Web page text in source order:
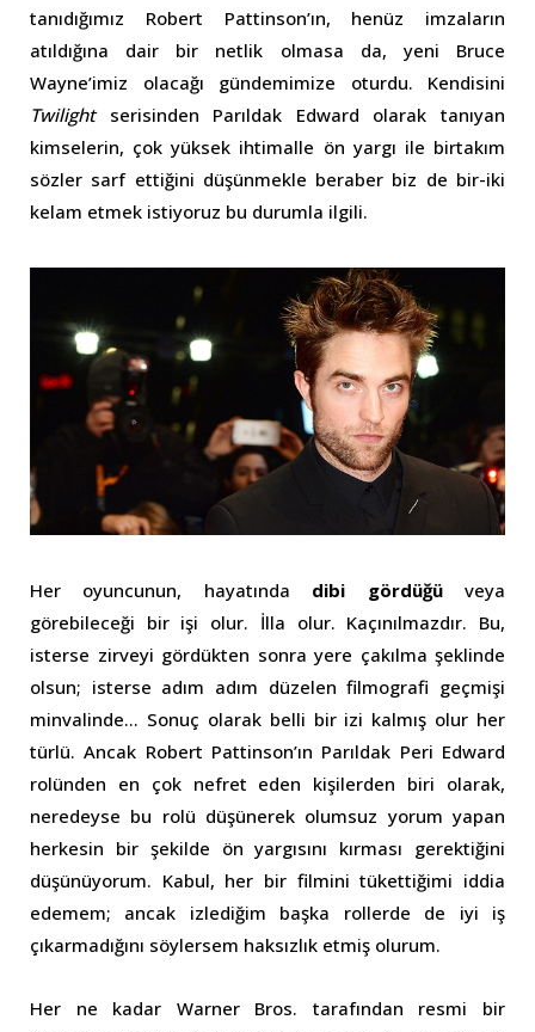
tanıdığımız Robert Pattinson’ın, henüz imzaların
atıldığına dair bir netlik olmasa da, yeni Bruce
Wayne’imiz olacağı gündemimize oturdu. Kendisini
Twilightserisinden Parıldak Edward olarak tanıyan
kimselerin, çok yüksek ihtimalle ön yargı ile birtakım
sözler sarf ettiğini düşünmekle beraber biz de bir-iki
kelam etmek istiyoruz bu durumla ilgili.
Her oyuncunun, hayatında dibi gördüğüveya
görebileceği bir işi olur. İlla olur. Kaçınılmazdır. Bu,
isterse zirveyi gördükten sonra yere çakılma şeklinde
olsun; isterse adım adım düzelen filmografi geçmişi
minvalinde… Sonuç olarak belli bir izi kalmış olur her
türlü. Ancak Robert Pattinson’ın Parıldak Peri Edward
rolünden en çok nefret eden kişilerden biri olarak,
neredeyse bu rolü düşünerek olumsuz yorum yapan
herkesin bir şekilde ön yargısını kırması gerektiğini
düşünüyorum. Kabul, her bir filmini tükettiğimi iddia
edemem; ancak izlediğim başka rollerde de iyi iş
çıkarmadığını söylersem haksızlık etmiş olurum.
Her ne kadar Warner Bros. tarafından resmi bir